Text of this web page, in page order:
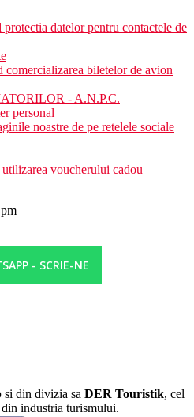
cina sub forma de bufet sau o
11.00), pranzul (12.30-15.00) si
pana la 22.30) sub forma de
meniu, in timpul mesei o cantitate
si alese, bauturi alcoolice de
16.30 optiunea de pranz din
desert), 12.00-18.00 bauturi
nelimitate de productie locala
pe acoperis): 18.30-21.00 optiune de
selectate de productie locala
11:00 p.m. bauturi alcoolice
de productie locala
12.00 - bauturi alcoolice din productie
orele si locatiile de mai sus sunt
fi modificate
datelor pentru contactele de
biletelor de avion
- A.N.P.C.
personal
noastre de pe retelele sociale
voucherului cadou
- SCRIE-NE
si din divizia sa DER Touristik, cel
industria turismului.